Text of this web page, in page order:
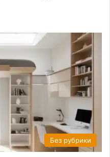
Без рубрики